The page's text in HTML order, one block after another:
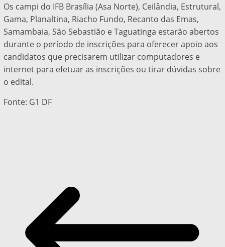
Os campi do IFB Brasília (Asa Norte), Ceilândia, Estrutural,
Gama, Planaltina, Riacho Fundo, Recanto das Emas,
Samambaia, São Sebastião e Taguatinga estarão abertos
durante o período de inscrições para oferecer apoio aos
candidatos que precisarem utilizar computadores e
internet para efetuar as inscrições ou tirar dúvidas sobre
o edital.
Fonte: G1 DF